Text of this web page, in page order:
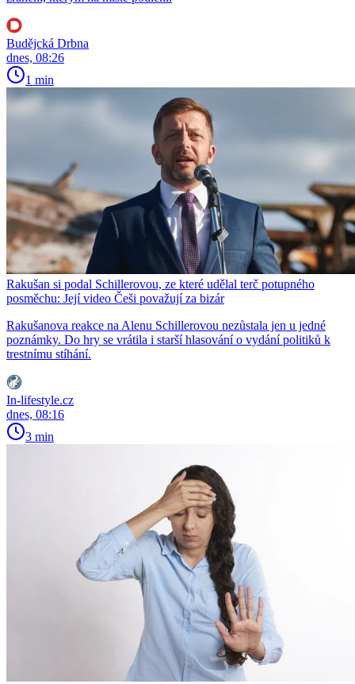
Budějcká Drbna
dnes, 08:26
1 min
Rakušan si podal Schillerovou, ze které udělal terč potupného
posměchu: Její video Češi považují za bizár
Rakušanova reakce na Alenu Schillerovou nezůstala jen u jedné
poznámky. Do hry se vrátila i starší hlasování o vydání politiků k
trestnímu stíhání.
In-lifestyle.cz
dnes, 08:16
3 min